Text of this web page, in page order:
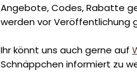
Angebote, Codes, Rabatte
werden vor Veröffentlichung
Ihr könnt uns auch gerne auf
Schnäppchen informiert zu